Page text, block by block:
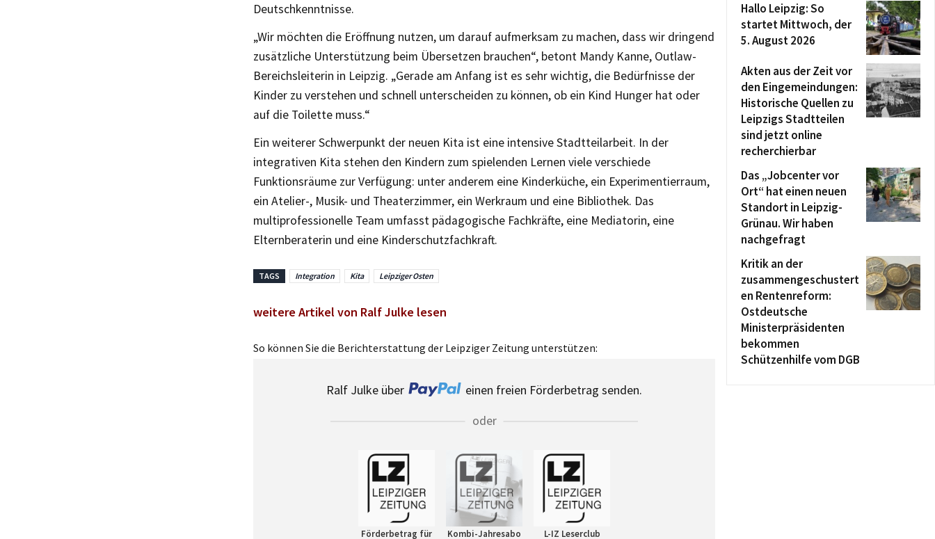
Deutschkenntnisse.
„Wir möchten die Eröffnung nutzen, um darauf aufmerksam zu machen, dass wir dringend
zusätzliche Unterstützung beim Übersetzen brauchen“, betont Mandy Kanne, Outlaw-
Bereichsleiterin in Leipzig. „Gerade am Anfang ist es sehr wichtig, die Bedürfnisse der
Kinder zu verstehen und schnell unterscheiden zu können, ob ein Kind Hunger hat oder
auf die Toilette muss.“
Ein weiterer Schwerpunkt der neuen Kita ist eine intensive Stadtteilarbeit. In der
integrativen Kita stehen den Kindern zum spielenden Lernen viele verschiede
Funktionsräume zur Verfügung: unter anderem eine Kinderküche, ein Experimentierraum,
ein Atelier-, Musik- und Theaterzimmer, ein Werkraum und eine Bibliothek. Das
multiprofessionelle Team umfasst pädagogische Fachkräfte, eine Mediatorin, eine
Elternberaterin und eine Kinderschutzfachkraft.
TAGS Integration Kita Leipziger Osten
weitere Artikel von Ralf Julke lesen
So können Sie die Berichterstattung der Leipziger Zeitung unterstützen:
Ralf Julke über
einen freien Förderbetrag senden.
oder
Förderbetrag für
Kombi-Jahresabo
L-IZ Leserclub
Hallo Leipzig: So
startet Mittwoch, der
5. August 2026
Akten aus der Zeit vor
den Eingemeindungen:
Historische Quellen zu
Leipzigs Stadtteilen
sind jetzt online
recherchierbar
Das „Jobcenter vor
Ort“ hat einen neuen
Standort in Leipzig-
Grünau. Wir haben
nachgefragt
Kritik an der
zusammengeschustert
en Rentenreform:
Ostdeutsche
Ministerpräsidenten
bekommen
Schützenhilfe vom DGB